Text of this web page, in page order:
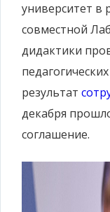
университет в
совместной
дидактики
результат
декабря
соглашение.